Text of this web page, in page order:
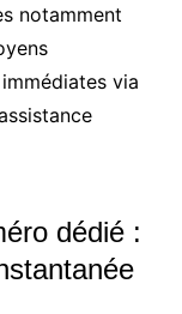
notamment
via
dédié :